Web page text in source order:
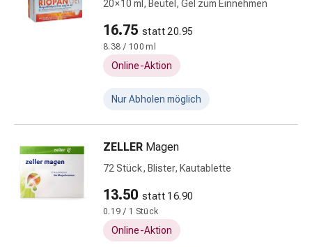
Fusspilz
Narben
Trockene
Haut
Schwitzen
Unreine
Haut
Fieberbläschen
Hautausschlag
Akne
Komplementärmedizin
Bachblütentherapie
Gemmotherapie
20 × 10 ml, Beutel, Gel zum Einnehmen
16.75 statt 20.95
8.38 / 100 ml
Online-Aktion
Nur Abholen möglich
ZELLER Magen
72 Stück, Blister, Kautablette
13.50 statt 16.90
0.19 / 1 Stück
Online-Aktion